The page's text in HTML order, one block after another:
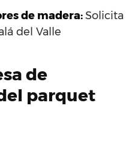
de madera:Solicita
del Valle
de
parquet